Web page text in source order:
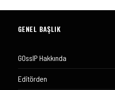
GENEL BAŞLIK
GOssIP Hakkında
Editörden